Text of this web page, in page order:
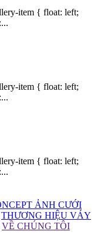
item { float: left;
item { float: left;
item { float: left;
ẢNH CƯỚI
THƯƠNG HIỆU VÁY
VỀ CHÚNG TÔI